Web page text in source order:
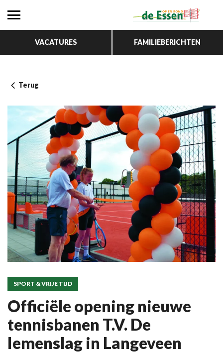
VACATURES FAMILIEBERICHTEN
Terug
SPORT & VRIJE TIJD
Officiële opening nieuwe
tennisbanen T.V. De
Iemenslag in Langeveen